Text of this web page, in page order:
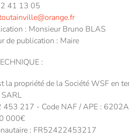
41 13 05
: Monsieur Bruno BLAS
de publication : Maire
:
la propriété de la Société WSF en
453 217 - Code NAF / APE : 6202A
000€
: FR52422453217